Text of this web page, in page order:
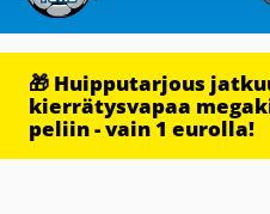
🎁 Huipputarjous
kierrätysvapaa
peliin - vain 1 eurolla!